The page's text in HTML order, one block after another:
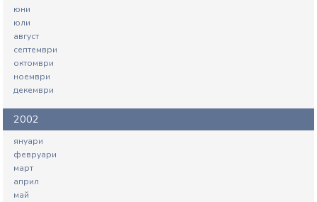
юни
юли
август
септември
октомври
ноември
декември
2002
януари
февруари
март
април
май